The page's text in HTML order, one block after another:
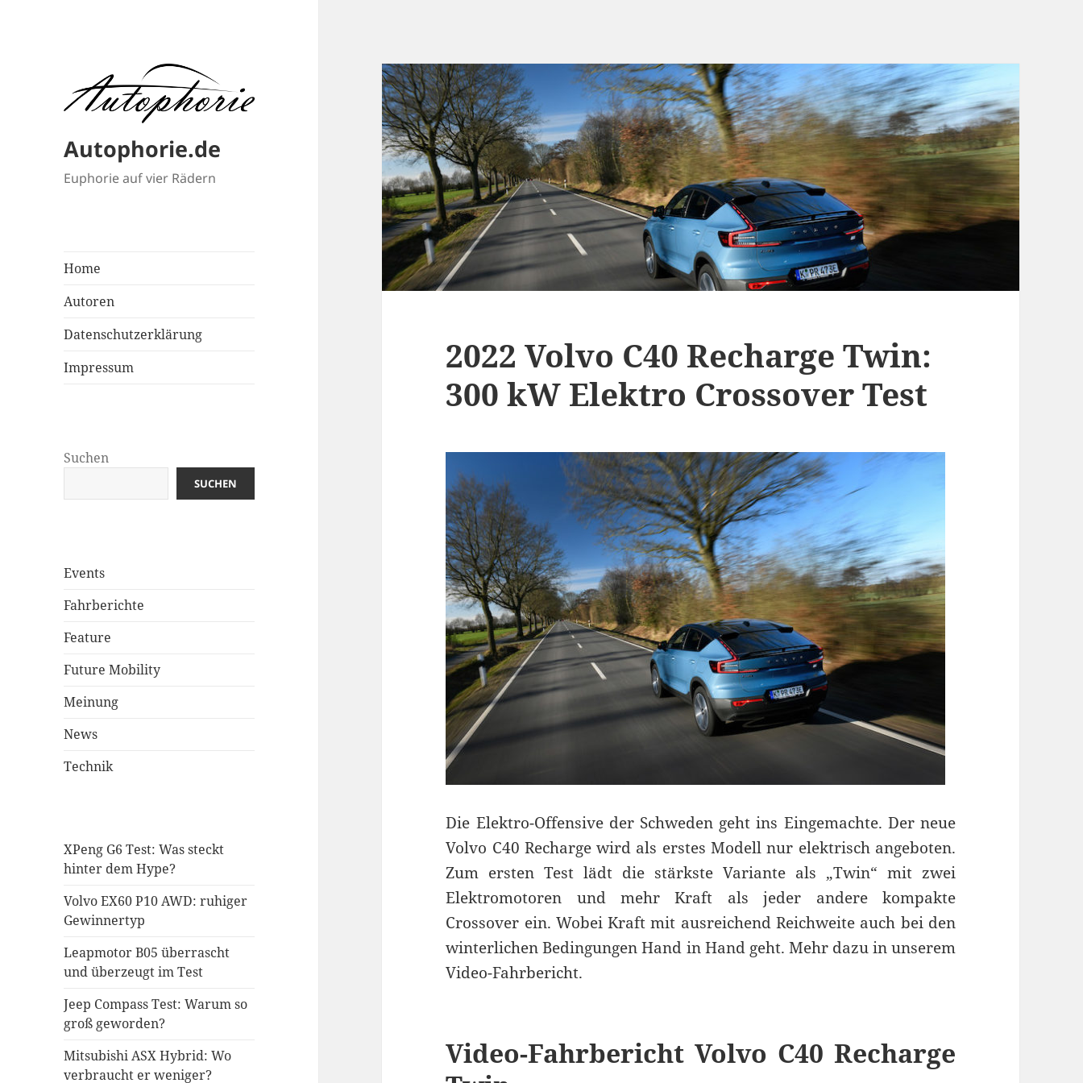
Autophorie.de
Euphorie auf vier Rädern
Home
Autoren
Datenschutzerklärung
Impressum
Suchen
SUCHEN
Events
Fahrberichte
Feature
Future Mobility
Meinung
News
Technik
XPeng G6 Test: Was steckt
hinter dem Hype?
Volvo EX60 P10 AWD: ruhiger
Gewinnertyp
Leapmotor B05 überrascht
und überzeugt im Test
Jeep Compass Test: Warum so
groß geworden?
Mitsubishi ASX Hybrid: Wo
verbraucht er weniger?
2022 Volvo C40 Recharge Twin:
300 kW Elektro Crossover Test
Die Elektro-Offensive der Schweden geht ins Eingemachte. Der neue
Volvo C40 Recharge wird als erstes Modell nur elektrisch angeboten.
Zum ersten Test lädt die stärkste Variante als „Twin“ mit zwei
Elektromotoren und mehr Kraft als jeder andere kompakte
Crossover ein. Wobei Kraft mit ausreichend Reichweite auch bei den
winterlichen Bedingungen Hand in Hand geht. Mehr dazu in unserem
Video-Fahrbericht.
Video-Fahrbericht Volvo C40 Recharge